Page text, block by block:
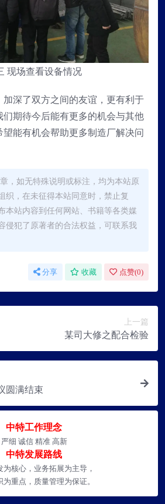
现场查看设备情况
深了双方之间的友谊，更有利于
期待今后能有更多的机会与其他
能有机会帮助更多制造厂解决问
，如无特殊说明或标注，均为本站原
织，在未征得本站同意时，禁止复
本站内容到任何网站、书籍等各类媒
侵犯了原著者的合法权益，可联系我
分享 收藏 点赞(0)
上一篇
某司大修之配合检验
圆满结束
中特工作理念
严细 诚信 精准 高新
中特发展路线
为核心，业务拓展为主导，
重点，质量管理为保证。